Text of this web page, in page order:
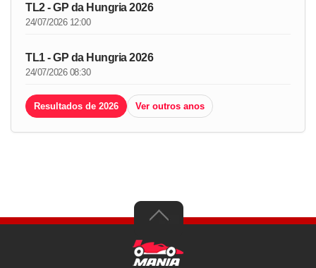
TL2 - GP da Hungria 2026
24/07/2026 12:00
TL1 - GP da Hungria 2026
24/07/2026 08:30
Resultados de 2026 Ver outros anos